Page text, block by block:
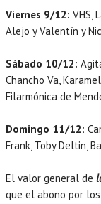
Viernes 9/12: VHS,
Alejo y Valentín y
Sábado 10/12:
Chancho Va,
Filarmónica de
Domingo 11/12:
Frank, Toby Deltin,
El valor general de
que el abono por